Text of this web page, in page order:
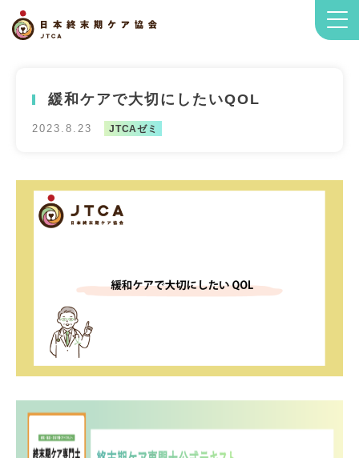
緩和ケアで大切にしたいQOL
2023.8.23 JTCAゼミ